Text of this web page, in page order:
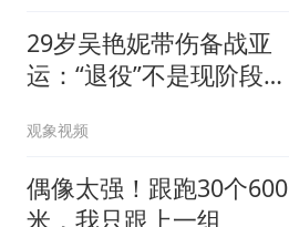
29岁吴艳妮带伤备战亚
运：“退役”不是现阶段考
还早着，目标是进入奥运
会前八和突破亚洲纪录
观象视频
偶像太强！跟跑30个600
米，我只跟上一组